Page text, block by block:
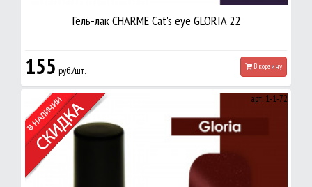
Гель-лак CHARME Cat's eye GLORIA 22
155 руб./шт. В корзину
арт: 1-1-72